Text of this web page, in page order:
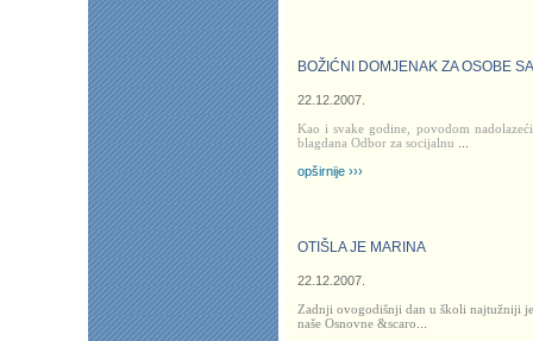
BOŽIĆNI DOMJENAK ZA OSOBE
22.12.2007.
Kao i svake godine, povodom
blagdana Odbor za socijalnu
opširnije ›››
OTIŠLA JE MARINA
22.12.2007.
Zadnji ovogodišnji dan u školi najtužniji
naše Osnovne &scaro